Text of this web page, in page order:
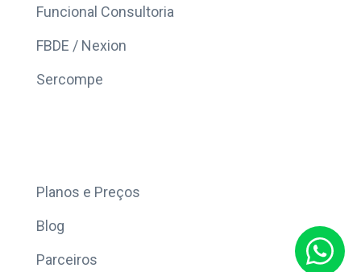
Funcional Consultoria
FBDE / Nexion
Sercompe
Planos e Preços
Blog
Parceiros